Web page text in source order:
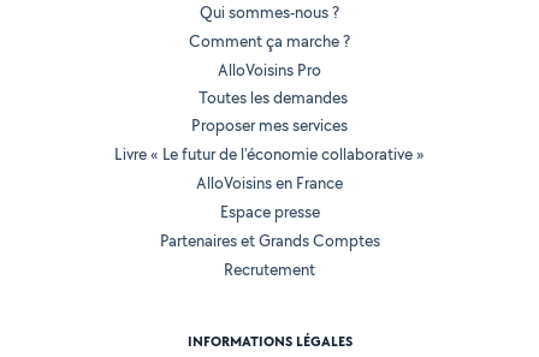
Qui sommes-nous ?
Comment ça marche ?
AlloVoisins Pro
Toutes les demandes
Proposer mes services
Livre « Le futur de l'économie collaborative »
AlloVoisins en France
Espace presse
Partenaires et Grands Comptes
Recrutement
INFORMATIONS LÉGALES